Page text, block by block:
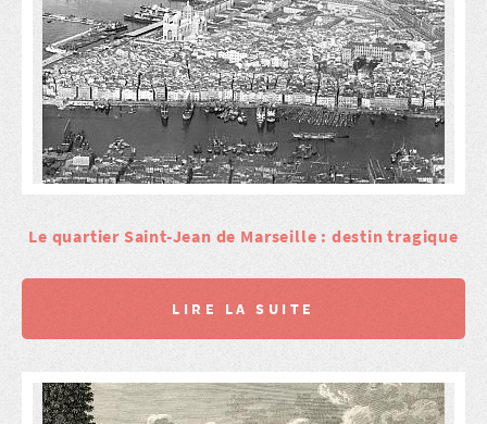
Le quartier Saint-Jean de Marseille : destin tragique
LIRE LA SUITE